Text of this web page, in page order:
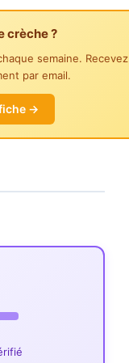
crèche ?
semaine. Recevez
par email.
fiche →